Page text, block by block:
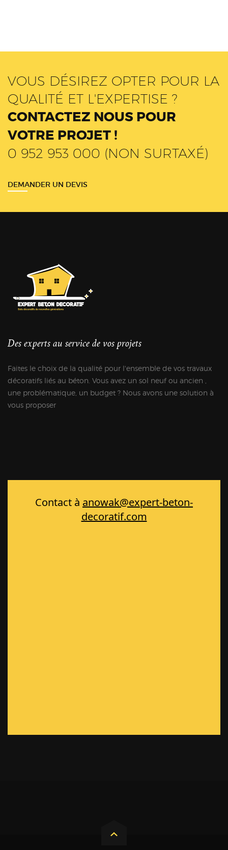
VOUS DÉSIREZ OPTER POUR LA
QUALITÉ ET L'EXPERTISE ?
CONTACTEZ NOUS POUR
VOTRE PROJET !
0 952 953 000 (NON SURTAXÉ)
DEMANDER UN DEVIS
Des experts au service de vos projets
Faites le choix de la qualité pour l'ensemble de vos travaux
décoratifs liés au béton. Vous avez un sol neuf ou ancien ,
une problématique, un budget ? Nous avons une solution à
vous proposer